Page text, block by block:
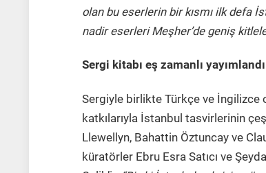
olan bu eserlerin bir kısmı ilk defa
nadir eserleri Meşher’de geniş
Sergi kitabı eş zamanlı yayımlandı
Sergiyle birlikte Türkçe ve İngilizce
katkılarıyla İstanbul tasvirlerinin
Llewellyn, Bahattin Öztuncay ve
küratörler Ebru Esra Satıcı ve